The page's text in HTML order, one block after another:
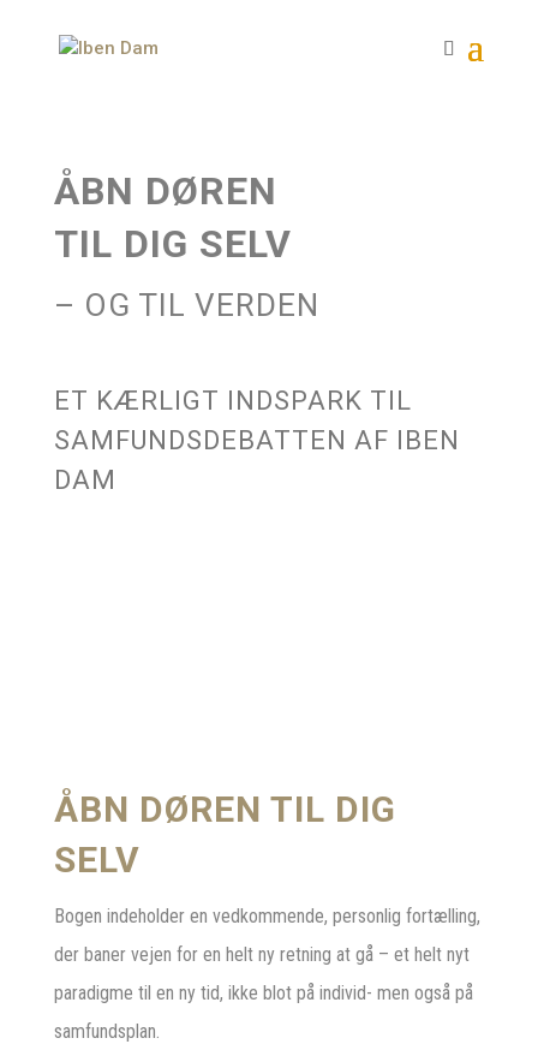
ÅBN DØREN
TIL DIG SELV
– OG TIL VERDEN
ET KÆRLIGT INDSPARK TIL
SAMFUNDSDEBATTEN AF IBEN
DAM
ÅBN DØREN TIL DIG
SELV
Bogen indeholder en vedkommende, personlig fortælling,
der baner vejen for en helt ny retning at gå – et helt nyt
paradigme til en ny tid, ikke blot på individ- men også på
samfundsplan.